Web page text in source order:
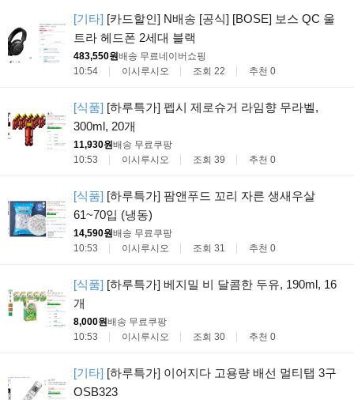
[기타] [카드할인] N배송 [공식] [BOSE] 보스 QC 울
트라 헤드폰 2세대 블랙
483,550원배송 무료네이버쇼핑
10:54
이시루시오 조회 22 추천 0
[식품] [하루특가] 펩시 제로슈거 라임향 무라벨,
300ml, 20개
11,930원배송 무료쿠팡
10:53
이시루시오 조회 39 추천 0
[식품] [하루특가] 팜앤푸드 꼬리 자른 생새우살
61~70입 (냉동)
14,590원배송 무료쿠팡
10:53
이시루시오 조회 31 추천 0
[식품] [하루특가] 베지밀 비 달콤한 두유, 190ml, 16
개
8,000원배송 무료쿠팡
10:53
이시루시오 조회 30 추천 0
[기타] [하루특가] 이어지다 고용량 배선 멀티탭 3구
OSB323